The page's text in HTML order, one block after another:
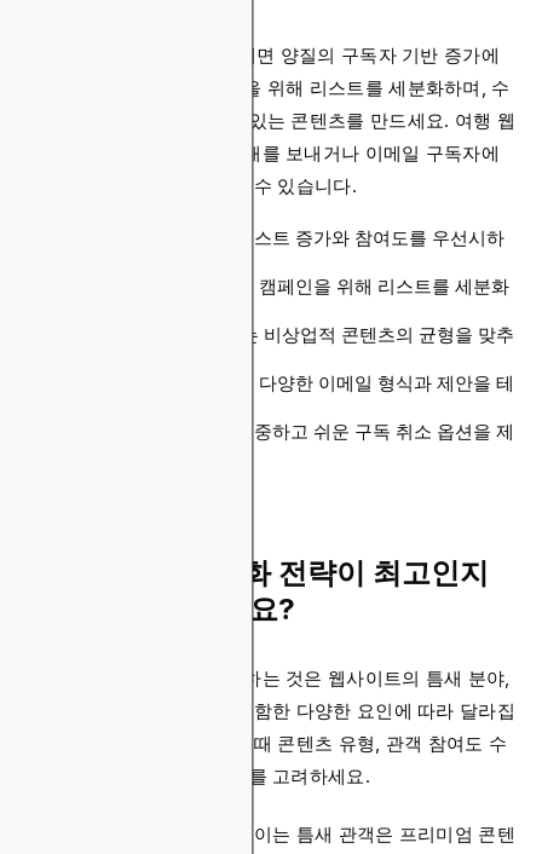
이메일 리스트를 수익화하려면 양질의 구독자 기반 증가에
집중하고, 타겟팅된 캠페인을 위해 리스트를 세분화하며, 수
익화 요소를 통합하는 가치 있는 콘텐츠를 만드세요. 여행 웹
사이트는 독점적인 여행 거래를 보내거나 이메일 구독자에
게 제휴 여행 제품을 홍보할 수 있습니다.
즉각적인 수익화보다 리스트 증가와 참여도를 우선시하
더 타겟팅되고 효과적인 캠페인을 위해 리스트를 세분화
홍보 콘텐츠와 가치 있는 비상업적 콘텐츠의 균형을 맞추
성과를 최적화하기 위해 다양한 이메일 형식과 제안을 테
구독자 프라이버시를 존중하고 쉬운 구독 취소 옵션을 제
어떤 트래픽 수익화 전략이 최고인지
어떻게 알 수 있나요?
올바른 수익화 전략을 선택하는 것은 웹사이트의 틈새 분야,
관객 특성, 트래픽 볼륨을 포함한 다양한 요인에 따라 달라집
니다. 수익화 방법을 선택할 때 콘텐츠 유형, 관객 참여도 수
준, 장기적인 비즈니스 목표를 고려하세요.
예를 들어, 높은 참여도를 보이는 틈새 관객은 프리미엄 콘텐